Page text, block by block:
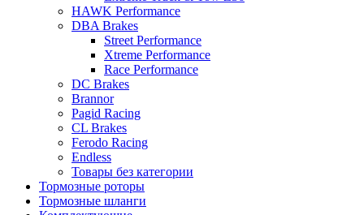
HAWK Performance
DBA Brakes
Street Performance
Xtreme Performance
Race Performance
DC Brakes
Brannor
Pagid Racing
CL Brakes
Ferodo Racing
Endless
Товары без категории
Тормозные роторы
Тормозные шланги